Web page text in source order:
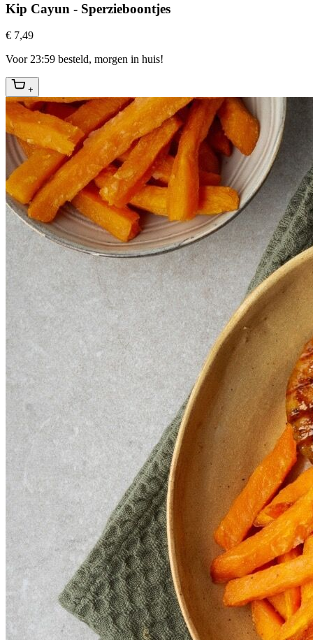
Kip Cayun - Sperzieboontjes
€ 7,49
Voor 23:59 besteld, morgen in huis!
+